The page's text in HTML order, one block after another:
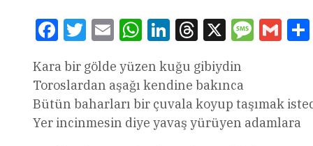
FacebookTwitterEmail WhatsAppLinkedInThreads
X Message
Gmail
Kara bir gölde yüzen kuğu gibiydin
Toroslardan aşağı kendine bakınca
Bütün baharları bir çuvala koyup taşımak
Yer incinmesin diye yavaş yürüyen adamlara